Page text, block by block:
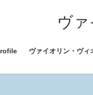
ツ
ス
シ
ン
ヴ
ヴァイオリン・ヴィ